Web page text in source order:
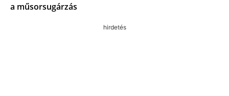
a műsorsugárzás
hirdetés